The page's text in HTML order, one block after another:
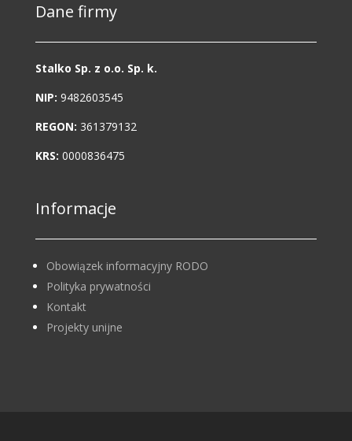
Dane firmy
Stalko Sp. z o.o. Sp. k.
NIP: 9482603545
REGON: 361379132
KRS: 0000836475
Informacje
Obowiązek informacyjny RODO
Polityka prywatności
Kontakt
Projekty unijne